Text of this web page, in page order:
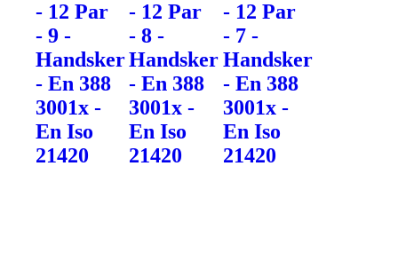
- 12 Par
- 9 -
Handsker
- En 388
3001x -
En Iso
21420
- 12 Par
- 8 -
Handsker
- En 388
3001x -
En Iso
21420
- 12 Par
- 7 -
Handsker
- En 388
3001x -
En Iso
21420